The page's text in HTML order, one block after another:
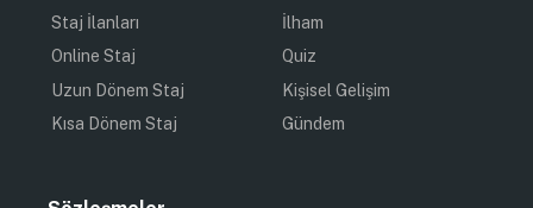
Staj İlanları
Online Staj
Uzun Dönem Staj
Kısa Dönem Staj
İlham
Quiz
Kişisel Gelişim
Gündem